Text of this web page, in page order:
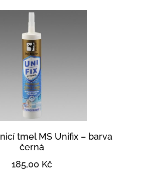
tmel MS Unifix – barva
černá
185,00 Kč